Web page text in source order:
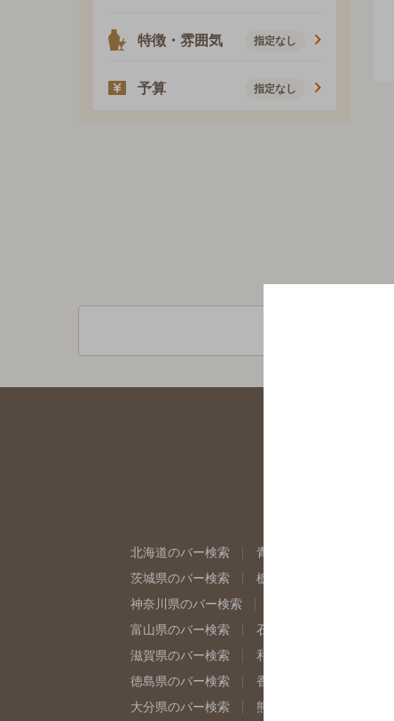
特徴・雰囲気 指定なし
予算 指定なし
北海道のバー検索 青森県のバー検索
茨城県のバー検索
栃木県のバー検索
神奈川県のバー検索
富山県のバー検索
石川県のバー検索
滋賀県のバー検索
和歌山県のバー検索
徳島県のバー検索
香川県のバー検索
大分県のバー検索
熊本県のバー検索